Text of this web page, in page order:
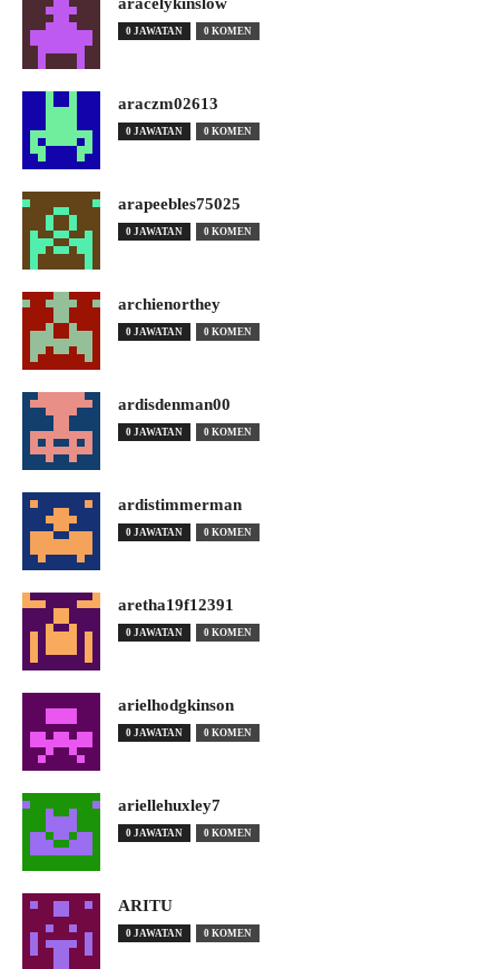
0 JAWATAN 0 KOMEN
araczm02613
0 JAWATAN 0 KOMEN
arapeebles75025
0 JAWATAN 0 KOMEN
archienorthey
0 JAWATAN 0 KOMEN
ardisdenman00
0 JAWATAN 0 KOMEN
ardistimmerman
0 JAWATAN 0 KOMEN
aretha19f12391
0 JAWATAN 0 KOMEN
arielhodgkinson
0 JAWATAN 0 KOMEN
ariellehuxley7
0 JAWATAN 0 KOMEN
ARITU
0 JAWATAN 0 KOMEN